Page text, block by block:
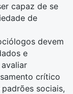
capaz de se
de
devem
e
crítico
sociais,